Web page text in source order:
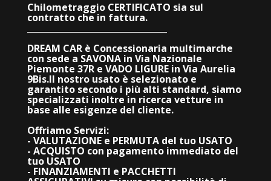
Chilometraggio CERTIFICATO sia sul
contratto che in fattura.
DREAM CAR è Concessionaria multimarche
con sede a SAVONA in Via Nazionale
Piemonte 37R e VADO LIGURE in Via Aurelia
9Bis.Il nostro usato è selezionato e
garantito secondo i più alti standard, siamo
specializzati inoltre in ricerca vetture in
base alle esigenze del cliente.
Offriamo Servizi:
- VALUTAZIONE e PERMUTA del tuo USATO
- ACQUISTO con pagamento immediato del
tuo USATO
- FINANZIAMENTI e PACCHETTI